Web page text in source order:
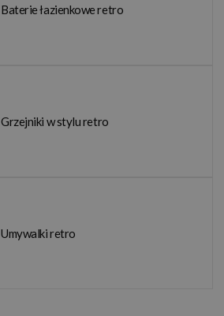
Baterie łazienkowe retro
Grzejniki w stylu retro
Umywalki retro